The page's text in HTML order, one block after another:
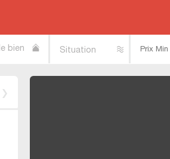
bien Situation